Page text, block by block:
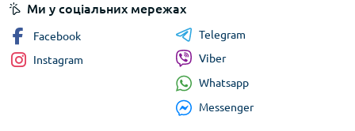
Ми у соціальних мережах
Facebook
Instagram
Telegram
Viber
Whatsapp
Messenger